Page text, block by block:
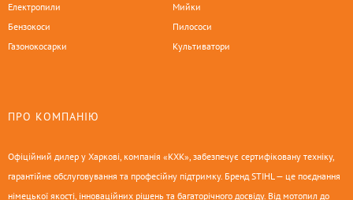
Електропили
Бензокоси
Газонокосарки
Мийки
Пилососи
Культиватори
ПРО КОМПАНІЮ
Офіційний дилер у Харкові, компанія «КХК», забезпечує сертифіковану техніку,
гарантійне обслуговування та професійну підтримку. Бренд STIHL — це поєднання
німецької якості, інноваційних рішень та багаторічного досвіду. Від мотопил до